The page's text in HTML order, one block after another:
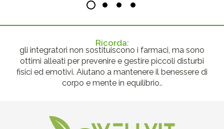
Ricorda:
gli integratori non sostituiscono i farmaci, ma sono
ottimi alleati per prevenire e gestire piccoli disturbi
fisici ed emotivi. Aiutano a mantenere il benessere di
corpo e mente in equilibrio..